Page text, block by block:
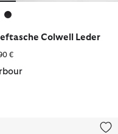
Colwell Leder
€